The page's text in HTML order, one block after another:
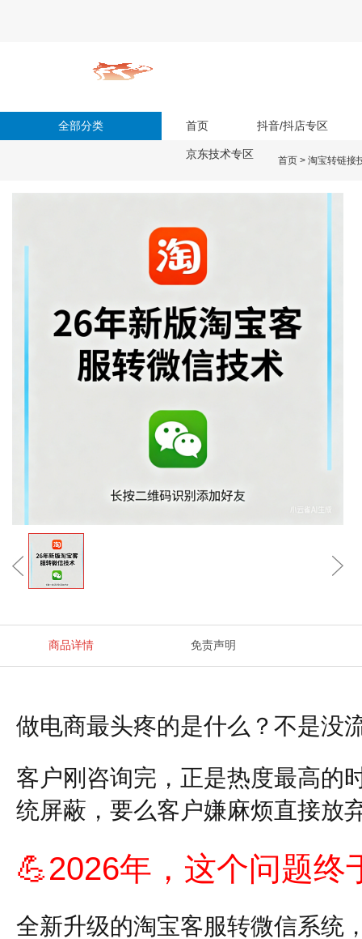
全部分类 首页 抖音/抖店专区
京东技术专区 首页 > 淘宝转链接
商品详情 免责声明
做电商最头疼的是什么？不是没
客户刚咨询完，正是热度最高的
统屏蔽，要么客户嫌麻烦直接
💪2026年，这个问题终
全新升级的淘宝客服转微信系统